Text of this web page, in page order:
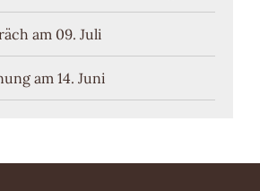
am 09. Juli
am 14. Juni